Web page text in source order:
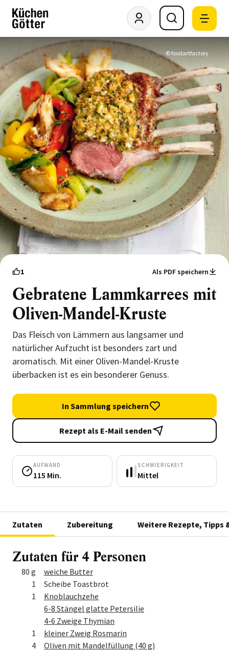
© foodartfactory
1 Als PDF speichern
Gebratene Lammkarrees mit
Oliven-Mandel-Kruste
Das Fleisch von Lämmern aus langsamer und
natürlicher Aufzucht ist besonders zart und
aromatisch. Mit einer Oliven-Mandel-Kruste
überbacken ist es ein besonderer Genuss.
In Sammlung speichern
Rezept als E-Mail senden
AUFWAND
115 Min.
SCHWIERIGKEIT
Mittel
Zutaten Zubereitung Weitere Rezepte, Tipps
Zutaten für 4 Personen
Menge Zutat
80 g
weiche Butter
1
Scheibe Toastbrot
1
Knoblauchzehe
6-8 Stängel glatte Petersilie
4-6 Zweige Thymian
1
kleiner Zweig Rosmarin
4
Oliven mit Mandelfüllung (40 g)